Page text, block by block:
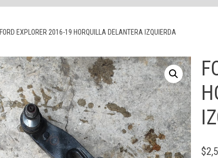
FORD EXPLORER 2016-19 HORQUILLA DELANTERA IZQUIERDA
$